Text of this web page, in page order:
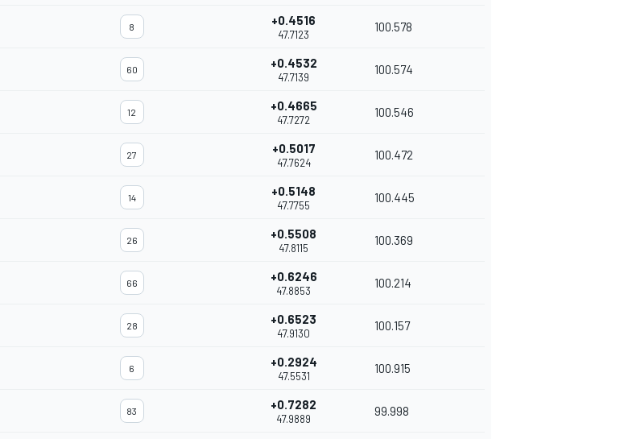
8 +0.4516
47.7123
100.578
60 +0.4532
47.7139
100.574
12 +0.4665
47.7272
100.546
27 +0.5017
47.7624
100.472
14 +0.5148
47.7755
100.445
26 +0.5508
47.8115
100.369
66 +0.6246
47.8853
100.214
28 +0.6523
47.9130
100.157
6 +0.2924
47.5531
100.915
83 +0.7282
47.9889
99.998